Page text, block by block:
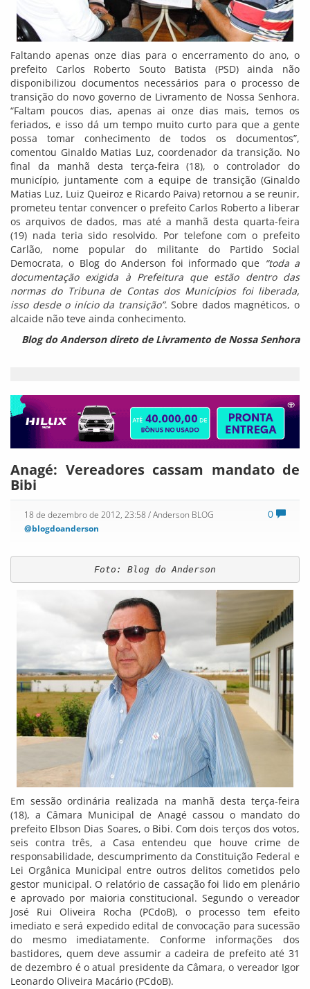
Faltando apenas onze dias para o encerramento do ano, o
prefeito Carlos Roberto Souto Batista (PSD) ainda não
disponibilizou documentos necessários para o processo de
transição do novo governo de Livramento de Nossa Senhora.
“Faltam poucos dias, apenas ai onze dias mais, temos os
feriados, e isso dá um tempo muito curto para que a gente
possa tomar conhecimento de todos os documentos”,
comentou Ginaldo Matias Luz, coordenador da transição. No
final da manhã desta terça-feira (18), o controlador do
município, juntamente com a equipe de transição (Ginaldo
Matias Luz, Luiz Queiroz e Ricardo Paiva) retornou a se reunir,
prometeu tentar convencer o prefeito Carlos Roberto a liberar
os arquivos de dados, mas até a manhã desta quarta-feira
(19) nada teria sido resolvido. Por telefone com o prefeito
Carlão, nome popular do militante do Partido Social
Democrata, o Blog do Anderson foi informado que “toda a
documentação exigida à Prefeitura que estão dentro das
normas do Tribuna de Contas dos Municípios foi liberada,
isso desde o início da transição”. Sobre dados magnéticos, o
alcaide não teve ainda conhecimento.
Blog do Anderson direto de Livramento de Nossa Senhora
Anagé: Vereadores cassam mandato de
Bibi
0
18 de dezembro de 2012, 23:58 / Anderson BLOG
@blogdoanderson
Foto: Blog do Anderson
Em sessão ordinária realizada na manhã desta terça-feira
(18), a Câmara Municipal de Anagé cassou o mandato do
prefeito Elbson Dias Soares, o Bibi. Com dois terços dos votos,
seis contra três, a Casa entendeu que houve crime de
responsabilidade, descumprimento da Constituição Federal e
Lei Orgânica Municipal entre outros delitos cometidos pelo
gestor municipal. O relatório de cassação foi lido em plenário
e aprovado por maioria constitucional. Segundo o vereador
José Rui Oliveira Rocha (PCdoB), o processo tem efeito
imediato e será expedido edital de convocação para sucessão
do mesmo imediatamente. Conforme informações dos
bastidores, quem deve assumir a cadeira de prefeito até 31
de dezembro é o atual presidente da Câmara, o vereador Igor
Leonardo Oliveira Macário (PCdoB).